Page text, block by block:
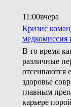
11:00вчера
Кризис
медкомиссия
В то время
различные
отсеиваются
здоровье
главным
карьере